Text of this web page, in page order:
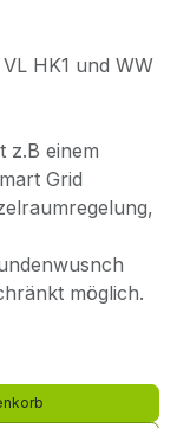
HK1 und WW
z.B einem
Grid
möglich.